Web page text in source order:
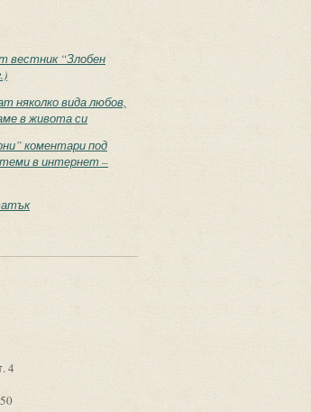
вестник “Злобен
няколко вида любов,
в живота си
коментари под
в интернет –
4